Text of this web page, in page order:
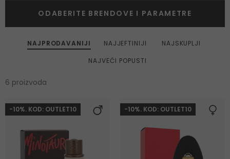
NAJPRODAVANIJI NAJJEFTINIJI
NAJSKUPLJI
NAJVEĆI POPUSTI
6 proizvoda
ODABERITE BRENDOVE I PARAMETRE
-10%. KOD: OUTLET10 -10%. KOD: OUTLET10